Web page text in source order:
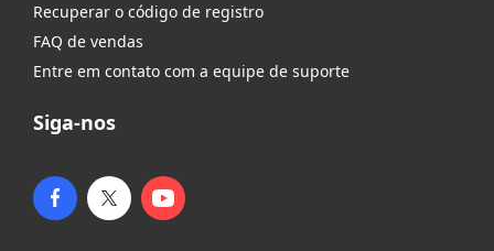
Recuperar o código de registro
FAQ de vendas
Entre em contato com a equipe de suporte
Siga-nos